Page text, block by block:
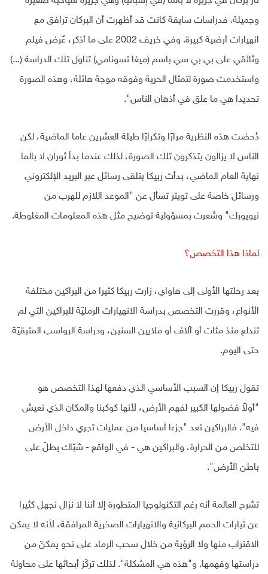
وجميلة. فدراسات سابقة كانت قد أظهرت أن البركان ترافق مع
انهيارات أرضية كبيرة. وفي خريف 2002 على ما أذكر، عٌرض فيلم
وثائقي على بي بي سي باسم (ميغا تسونامي) تناول تلك الدراسة (...)
واستخدمت صورة لتمثال الحرية وفوقه موجة هائلة، وهذه الصورة
تحديدا هي ما علق في أذهان الناس".
دُحضت هذه النظرية مرارًا وتكرارًا طيلة العشرين عاما الماضية، لكن
الناس لا يزالون يتذكرون تلك الصورة، لذلك عندما بدأ ثوران لا بالما
نهاية العام الماضي، بدأت ربيكا بتلقى رسائل عبر البريد الإلكتروني
ورسائل خاصة على تويتر تسأل عن "الموعد اللازم للهرب من
نيويورك" وشعرت بمسؤولية توضيح مثل هذه المعلومات المغلوطة.
لماذا هذا التخصص؟
بعد رحلتها الأولى إلى هاواي، زارت ربيكا كثيرا من البراكين مختلفة
الأنواع، وقررت التخصص بدراسة الانهيارات الرمليّة للبراكين التي لم
تندلع منذ مئات أو آلاف أو ملايين السنين، ودراسة الرواسب المتبقيّة
حتى اليوم.
تقول ربيكا إن السبب الأساسي الذي دفعها لهذا التخصص هو
"أولاً فضولها الكبير لفهم الأرض، لأنها كوكبنا والمكان الذي نعيش
فيه". فالبراكين تعد "جزءا أساسيا من عمليات تجري داخل الأرض
للتخلص من الحرارة، والبراكين هي - في الواقع - شبّاك يطلّ على
باطن الأرض".
تشرح العالمة أنه رغم التكنولوجيا المتطورة إلا أننا لا نزال نجهل كثيرا
عن تيارات الحمم البركانية والانهيارات الصخرية المرافقة، لأنه لا يمكن
الاقتراب منها ولا الرؤية من خلال سحب الرماد على نحو يمكنّ من
دراستها وفهمها. و"هذه هي المشكلة". لذلك تركّز أبحاثها على محاولة